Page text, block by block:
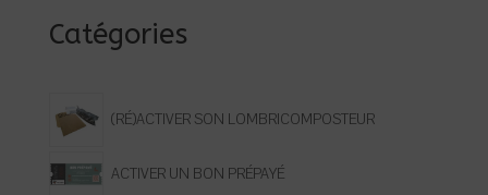
Catégories
(RÉ)ACTIVER SON LOMBRICOMPOSTEUR
ACTIVER UN BON PRÉPAYÉ